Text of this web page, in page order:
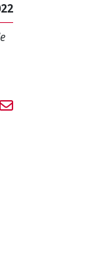
Facebook
en por